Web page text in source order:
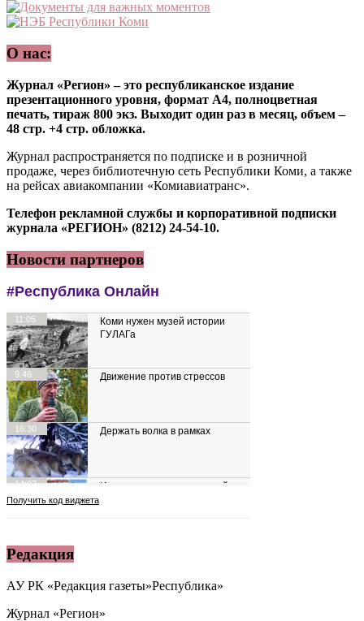
О нас:
Журнал «Регион» – это республиканское издание
презентационного уровня, формат А4, полноцветная
печать, тираж 800 экз. Выходит один раз в месяц, объем –
48 стр. +4 стр. обложка.
Журнал распространяется по подписке и в розничной
продаже, через библиотечную сеть Республики Коми, а также
на рейсах авиакомпании «Комиавиатранс».
Телефон рекламной службы и корпоративной подписки
журнала «РЕГИОН» (8212) 24-54-10.
Новости партнеров
Редакция
АУ РК «Редакция газеты»Республика»
Журнал «Регион»